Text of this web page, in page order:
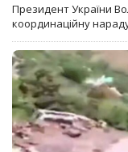
Президент України
координаційну